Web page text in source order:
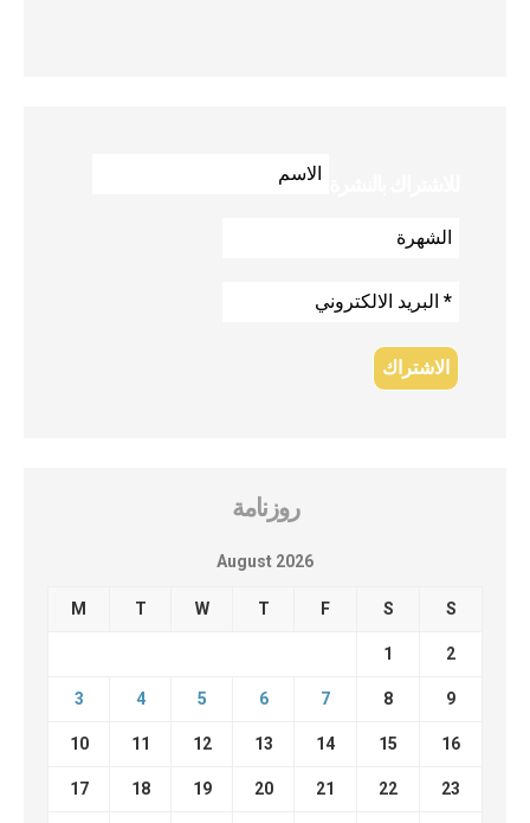
روزنامة
August 2026
M T W T F S S
1 2
3 4 5 6 7 8 9
10 11 12 13 14 15 16
17 18 19 20 21 22 23